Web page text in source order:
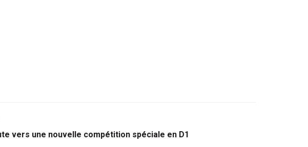
vers une nouvelle compétition spéciale en D1